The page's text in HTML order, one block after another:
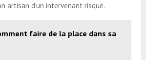
artisan d’un intervenant risqué.
faire de la place dans sa